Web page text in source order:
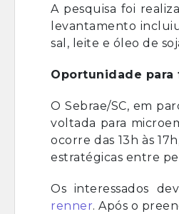
A pesquisa foi
levantamento
sal, leite e óleo de
Oportunidade
O Sebrae/SC, em
voltada para
ocorre das 13h às
estratégicas entre
Os interessados
renner. Após o